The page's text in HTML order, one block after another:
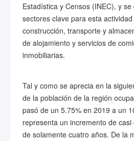
Estadística y Censos (INEC), y
sectores clave para esta
construcción, transporte y
de alojamiento y servicios de
inmobiliarias.
Tal y como se aprecia en la
de la población de la región
pasó de un 5.75% en 2019 a un
representa un incremento de
de solamente cuatro años. De la